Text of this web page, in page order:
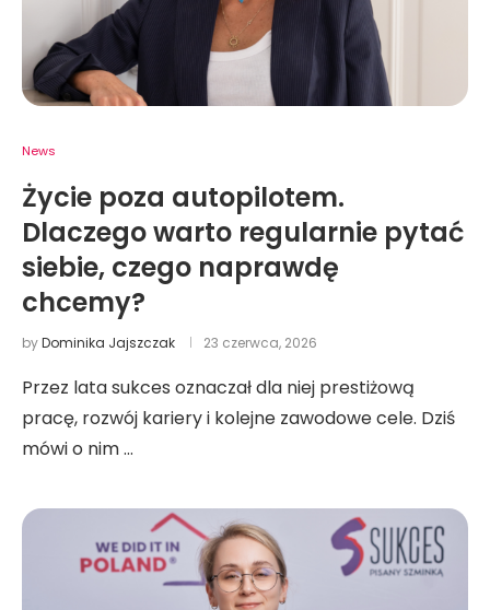
News
Życie poza autopilotem.
Dlaczego warto regularnie pytać
siebie, czego naprawdę
chcemy?
byDominika Jajszczak 23 czerwca, 2026
Przez lata sukces oznaczał dla niej prestiżową
pracę, rozwój kariery i kolejne zawodowe cele. Dziś
mówi o nim …